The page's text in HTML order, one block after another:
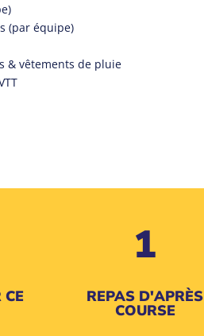
(par équipe)
& vêtements de pluie
CE
1
REPAS D'APRÈS
COURSE